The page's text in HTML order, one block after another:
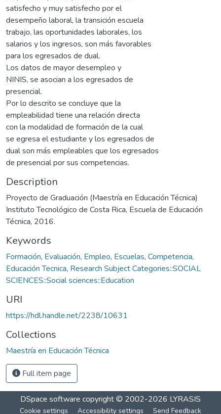
satisfecho y muy satisfecho por el
desempeño laboral, la transición escuela
trabajo, las oportunidades laborales, los
salarios y los ingresos, son más favorables
para los egresados de dual.
Los datos de mayor desempleo y
NINIS, se asocian a los egresados de
presencial.
Por lo descrito se concluye que la
empleabilidad tiene una relación directa
con la modalidad de formación de la cual
se egresa el estudiante y los egresados de
dual son más empleables que los egresados
de presencial por sus competencias.
Description
Proyecto de Graduación (Maestría en Educación Técnica)
Instituto Tecnológico de Costa Rica, Escuela de Educación
Técnica, 2016.
Keywords
Formación, Evaluación, Empleo, Escuelas, Competencia,
Educación Tecnica, Research Subject Categories::SOCIAL
SCIENCES::Social sciences::Education
URI
https://hdl.handle.net/2238/10631
Collections
Maestría en Educación Técnica
Full item page
DSpace software copyright © 2002-2026 LYRASIS
Cookie settings Accessibility settings Send Feedback